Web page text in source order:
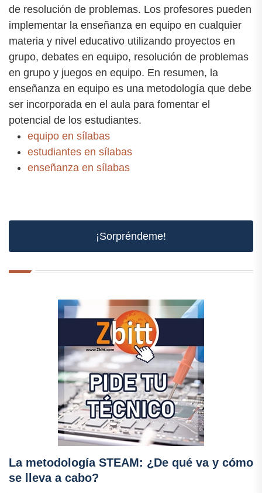
de resolución de problemas. Los profesores pueden
implementar la enseñanza en equipo en cualquier
materia y nivel educativo utilizando proyectos en
grupo, debates en equipo, resolución de problemas
en grupo y juegos en equipo. En resumen, la
enseñanza en equipo es una metodología que debe
ser incorporada en el aula para fomentar el
potencial de los estudiantes.
equipo en sílabas
estudiantes en sílabas
enseñanza en sílabas
¡Sorpréndeme!
La metodología STEAM: ¿De qué va y cómo
se lleva a cabo?